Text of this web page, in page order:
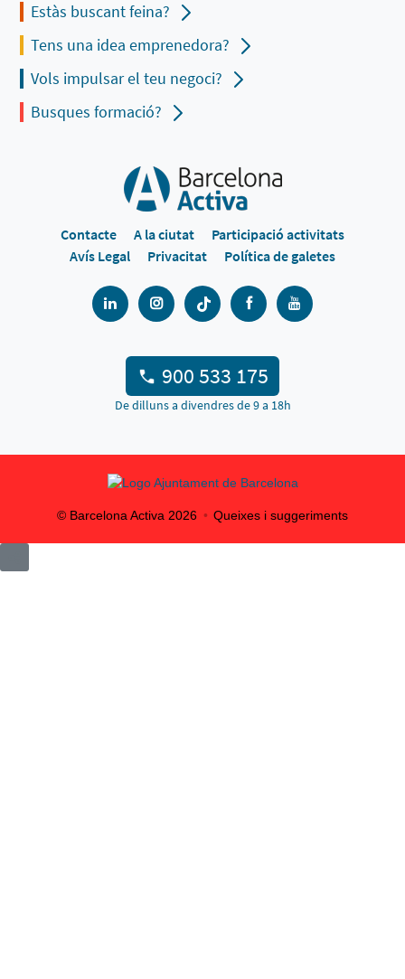
Estàs buscant feina?
Tens una idea emprenedora?
Vols impulsar el teu negoci?
Busques formació?
Contacte A la ciutat
Participació activitats
Avís Legal
Privacitat Política de galetes
900 533 175
De dilluns a divendres de 9 a 18h
© Barcelona Activa 2026 Queixes i suggeriments